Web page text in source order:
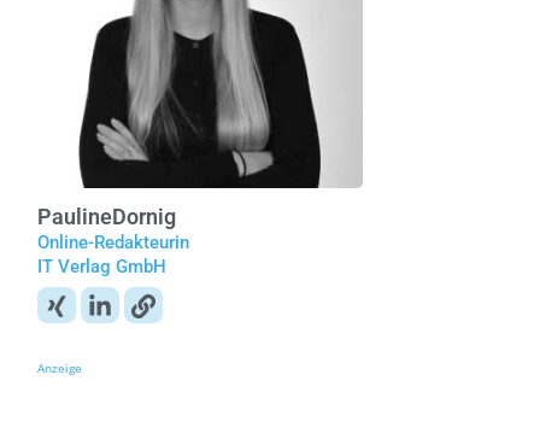
PaulineDornig
Online-Redakteurin
IT Verlag GmbH
Anzeige